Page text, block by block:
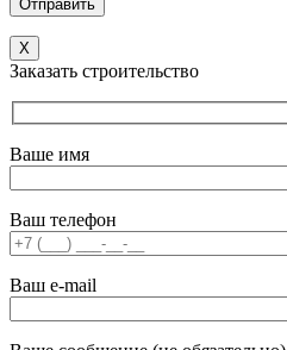
X
Заказать строительство
Ваше имя
Ваш телефон
Ваш e-mail